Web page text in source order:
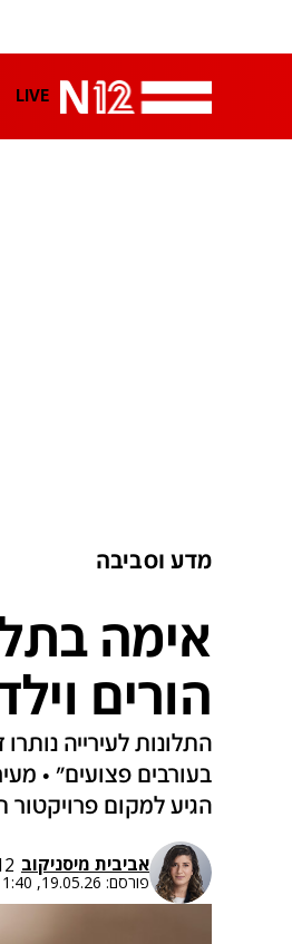
LIVE
מדע וסביבה
אימה
הורים
התלונות לעירייה
בעורבים פצועים" •
הגיע למקום פרויקטור
אביבית מיסניקוב
פורסם: 19.05.26, 11:40